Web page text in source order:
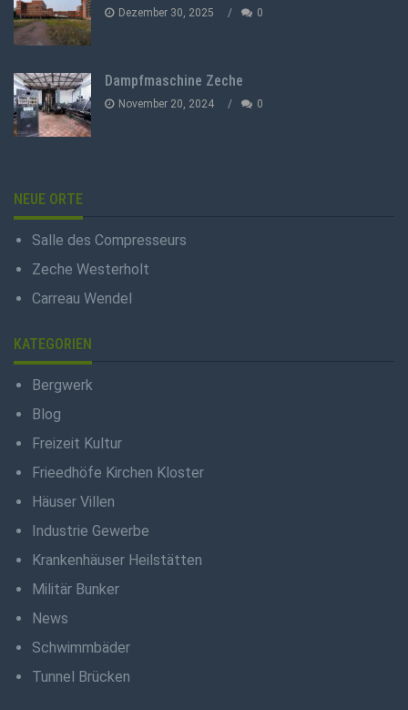
Dezember 30, 2025 0
Dampfmaschine Zeche
November 20, 2024 0
NEUE ORTE
Salle des Compresseurs
Zeche Westerholt
Carreau Wendel
KATEGORIEN
Bergwerk
Blog
Freizeit Kultur
Frieedhöfe Kirchen Kloster
Häuser Villen
Industrie Gewerbe
Krankenhäuser Heilstätten
Militär Bunker
News
Schwimmbäder
Tunnel Brücken